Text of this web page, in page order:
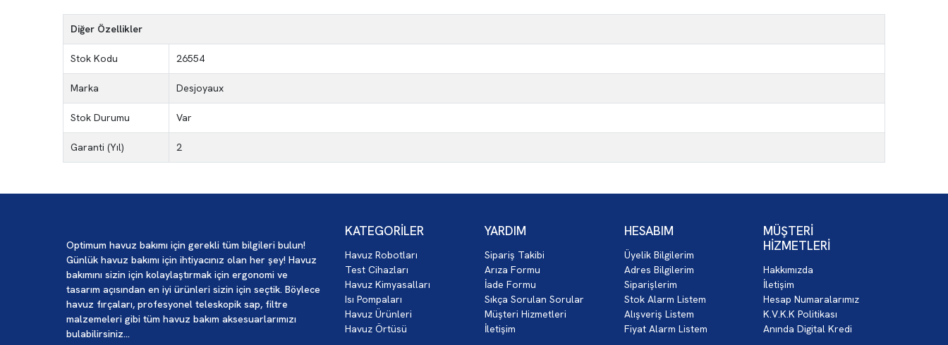
Diğer Özellikler
Stok Kodu 26554
Marka Desjoyaux
Stok Durumu Var
Garanti (Yıl) 2
Optimum havuz bakımı için gerekli tüm bilgileri bulun!
Günlük havuz bakımı için ihtiyacınız olan her şey! Havuz
bakımını sizin için kolaylaştırmak için ergonomi ve
tasarım açısından en iyi ürünleri sizin için seçtik. Böylece
havuz fırçaları, profesyonel teleskopik sap, filtre
malzemeleri gibi tüm havuz bakım aksesuarlarımızı
bulabilirsiniz...
KATEGORİLER
Havuz Robotları
Test Cihazları
Havuz Kimyasalları
Isı Pompaları
Havuz Ürünleri
Havuz Örtüsü
YARDIM
Sipariş Takibi
Arıza Formu
İade Formu
Sıkça Sorulan Sorular
Müşteri Hizmetleri
İletişim
HESABIM
Üyelik Bilgilerim
Adres Bilgilerim
Siparişlerim
Stok Alarm Listem
Alışveriş Listem
Fiyat Alarm Listem
MÜŞTERİ
HİZMETLERİ
Hakkımızda
İletişim
Hesap Numaralarımız
K.V.K.K Politikası
Anında Digital Kredi